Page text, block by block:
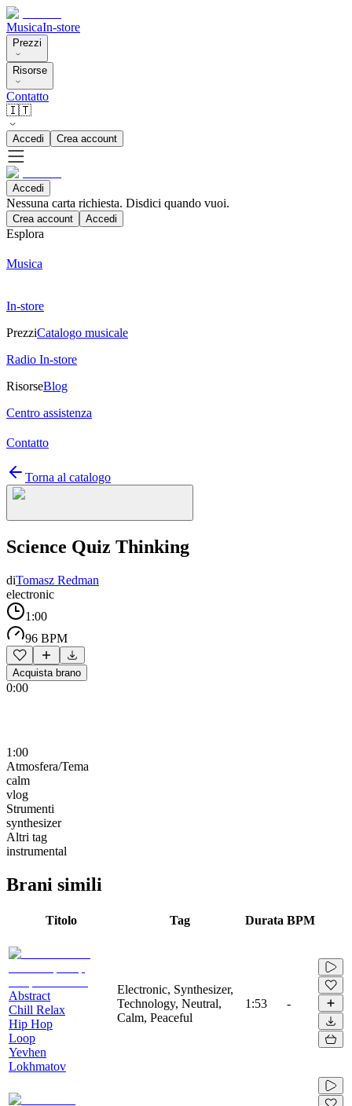
MusicaIn-store
Prezzi
Risorse
Contatto
🇮🇹
Accedi Crea account
Accedi
Nessuna carta richiesta. Disdici quando vuoi.
Crea account Accedi
Esplora
Musica
In-store
PrezziCatalogo musicale
Radio In-store
RisorseBlog
Centro assistenza
Contatto
Torna al catalogo
Science Quiz Thinking
diTomasz Redman
electronic
1:00
96 BPM
Acquista brano
0:00
1:00
Atmosfera/Tema
calm
vlog
Strumenti
synthesizer
Altri tag
instrumental
Brani simili
Titolo Tag Durata BPM
Abstract
Chill Relax
Hip Hop
Loop
Yevhen
Lokhmatov
Electronic, Synthesizer,
Technology, Neutral,
Calm, Peaceful
1:53 -